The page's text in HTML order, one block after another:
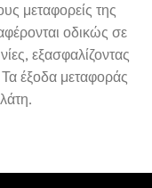
μεταφορείς της
οδικώς σε
εξασφαλίζοντας
έξοδα μεταφοράς